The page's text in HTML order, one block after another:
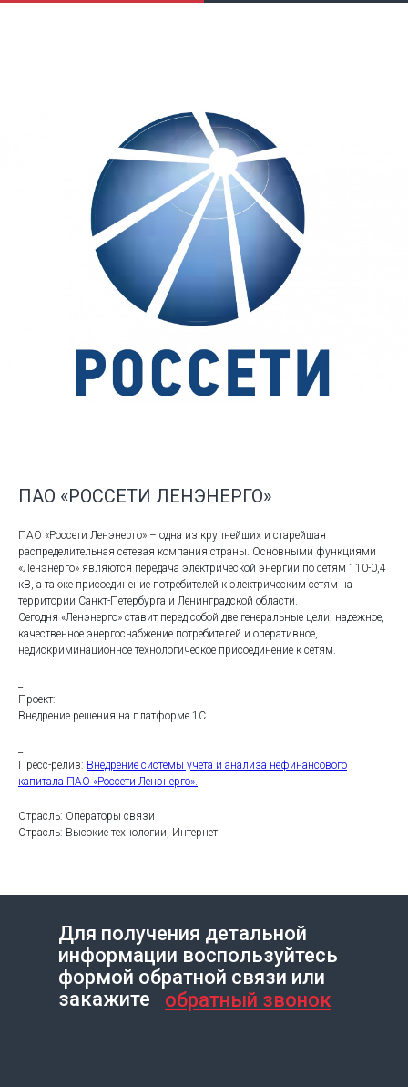
ПАО «РОССЕТИ ЛЕНЭНЕРГО»
ПАО «Россети Ленэнерго» – одна из крупнейших и старейшая
распределительная сетевая компания страны. Основными функциями
«Ленэнерго» являются передача электрической энергии по сетям 110-0,4
кВ, а также присоединение потребителей к электрическим сетям на
территории Санкт-Петербурга и Ленинградской области.
Сегодня «Ленэнерго» ставит перед собой две генеральные цели: надежное,
качественное энергоснабжение потребителей и оперативное,
недискриминационное технологическое присоединение к сетям.
Проект:
Внедрение решения на платформе 1С.
Пресс-релиз: Внедрение системы учета и анализа нефинансового
капитала ПАО «Россети Ленэнерго».
Отрасль: Операторы связи
Отрасль: Высокие технологии, Интернет
Создание сайта на ТильдеLeto.Website
Для получения детальной
информации воспользуйтесь
формой обратной связи или
закажите
обратный звонок